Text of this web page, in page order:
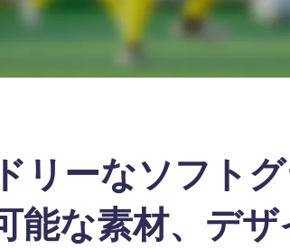
リーなソフト
能な素材、デ